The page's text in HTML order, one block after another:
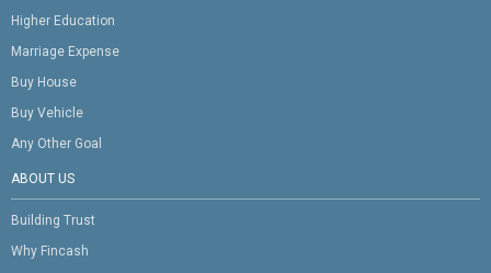
Higher Education
Marriage Expense
Buy House
Buy Vehicle
Any Other Goal
ABOUT US
Building Trust
Why Fincash